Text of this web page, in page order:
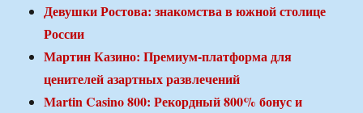
Девушки Ростова: знакомства в южной столице
России
Мартин Казино: Премиум-платформа для
ценителей азартных развлечений
Martin Casino 800: Рекордный 800% бонус и